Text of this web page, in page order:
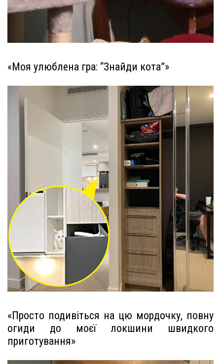
«Моя улюблена гра: “Знайди кота”»
«Просто подивіться на цю мордочку, повну
огиди до моєї локшини швидкого
приготування»